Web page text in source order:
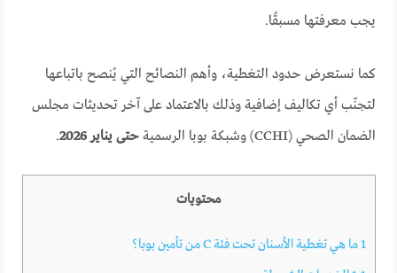
يجب معرفتها مسبقًا.
كما نستعرض حدود التغطية، وأهم النصائح التي يُنصح باتباعها
لتجنّب أي تكاليف إضافية وذلك بالاعتماد على آخر تحديثات مجلس
الضمان الصحي (CCHI) وشبكة بوبا الرسمية
حتى يناير 2026 .
محتويات
1ما هي تغطية الأسنان تحت فئة C من تأمين بوبا؟